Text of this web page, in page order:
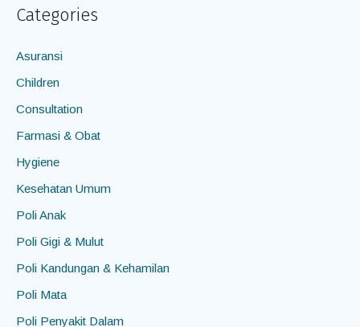
Categories
Asuransi
Children
Consultation
Farmasi & Obat
Hygiene
Kesehatan Umum
Poli Anak
Poli Gigi & Mulut
Poli Kandungan & Kehamilan
Poli Mata
Poli Penyakit Dalam